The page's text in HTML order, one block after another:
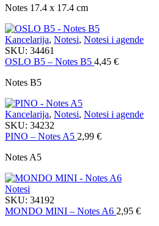
Notes 17.4 x 17.4 cm
Kancelarija, Notesi, Notesi i agende
SKU: 34461
OSLO B5 – Notes B5 4,45 €
Notes B5
Kancelarija, Notesi, Notesi i agende
SKU: 34232
PINO – Notes A5 2,99 €
Notes A5
Notesi
SKU: 34192
MONDO MINI – Notes A6 2,95 €